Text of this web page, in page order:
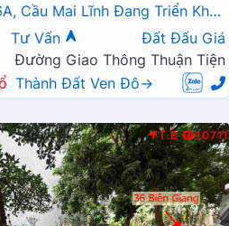
Cầu Mai Lĩnh Đang Triển Khai
Tư Vấn
Đất Đấu Giá
Đường Giao Thông Thuận Tiện
Thành Đất Ven Đô→
T.B 10711